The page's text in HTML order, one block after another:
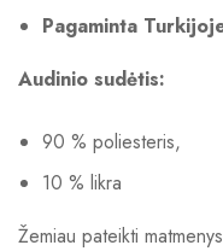
Pagaminta
Audinio sudėtis:
90 % poliesteris,
10 % likra
Žemiau pateikti